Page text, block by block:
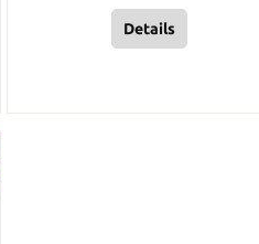
Details